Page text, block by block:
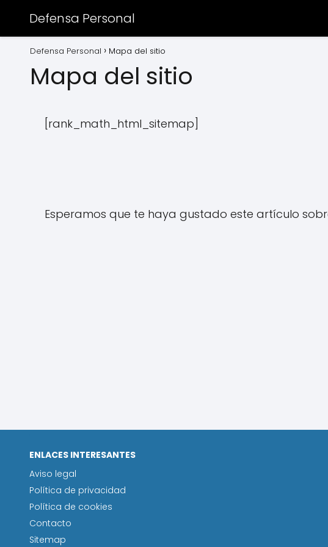
Defensa Personal
Defensa Personal Mapa del sitio
Mapa del sitio
[rank_math_html_sitemap]
Esperamos que te haya gustado este artículo
ENLACES INTERESANTES
Aviso legal
Política de privacidad
Política de cookies
Contacto
Sitemap